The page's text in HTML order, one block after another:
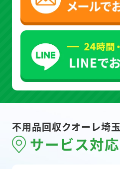
不用品回収クオーレ埼
サービス対